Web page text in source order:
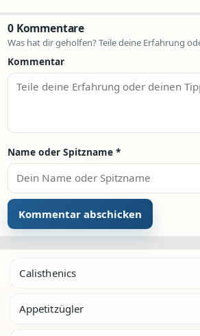
0 Kommentare
Was hat dir geholfen? Teile deine Erfahrung
Kommentar
Name oder Spitzname *
Calisthenics
Appetitzügler